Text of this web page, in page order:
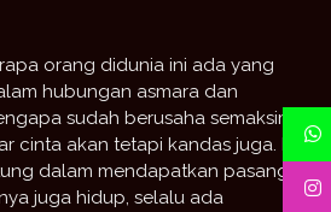
orang didunia ini ada yang
hubungan asmara dan
sudah berusaha semaksimal
cinta akan tetapi kandas juga. Dan
dalam mendapatkan pasangan
juga hidup, selalu ada